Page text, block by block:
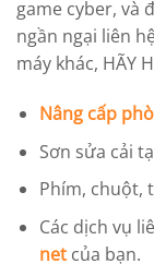
game cyber, và
ngần ngại liên
máy khác, HÃY
Nâng cấp
Sơn sửa cải
Phím, chuột,
Các dịch vụ
netcủa bạn.